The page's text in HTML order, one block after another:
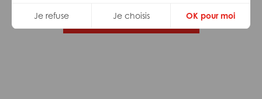
Je refuse Je choisis OK pour moi
Trouvez votre job Adéquat !